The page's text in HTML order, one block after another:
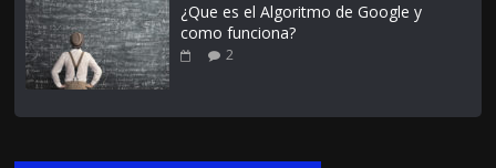
¿Que es el Algoritmo de Google y
como funciona?
2